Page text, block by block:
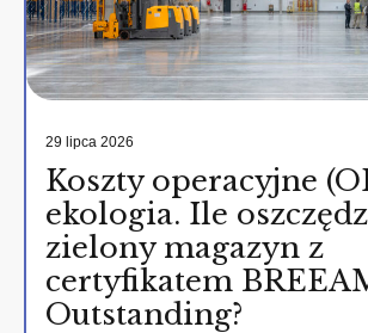
29 lipca 2026
Koszty operacyjne
ekologia. Ile
zielony magazyn z
certyfikatem
Outstanding?